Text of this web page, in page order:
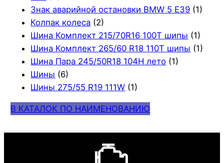
Знак аварийной остановки BMW 5 E39 (1)
Колпак колеса (2)
Шина Комплект 215/70R16 100T шипы (1)
Шина Комплект 265/60 R18 110T шипы (1)
Шина Пара 245/50R18 104H лето (1)
Шины (6)
Шины 275/55 R19 111W (1)
В КАТАЛОК ПО НАИМЕНОВАНИЮ